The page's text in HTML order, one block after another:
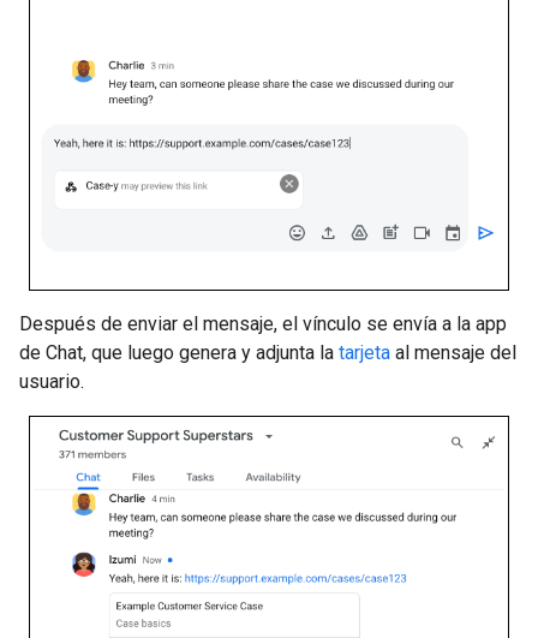
Después de enviar el mensaje, el vínculo se envía a la app
de Chat, que luego genera y adjunta la tarjeta al mensaje del
usuario.